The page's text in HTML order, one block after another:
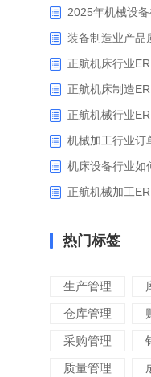
装备制造业产品
正航机床行业
正航机床制造
正航机械行业
机械加工行业订
机床设备行业如
正航机械加工
热门标签
生产管理
仓库管理
采购管理
质量管理